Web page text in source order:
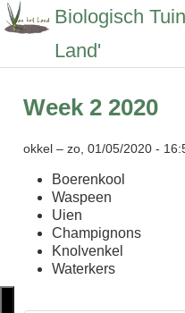
Overslaan
en
gaan
Biologisch
Land'
Week 2 2020
okkel – zo, 01/05/2020 -
Boerenkool
Waspeen
Uien
Champignons
Knolvenkel
Waterkers